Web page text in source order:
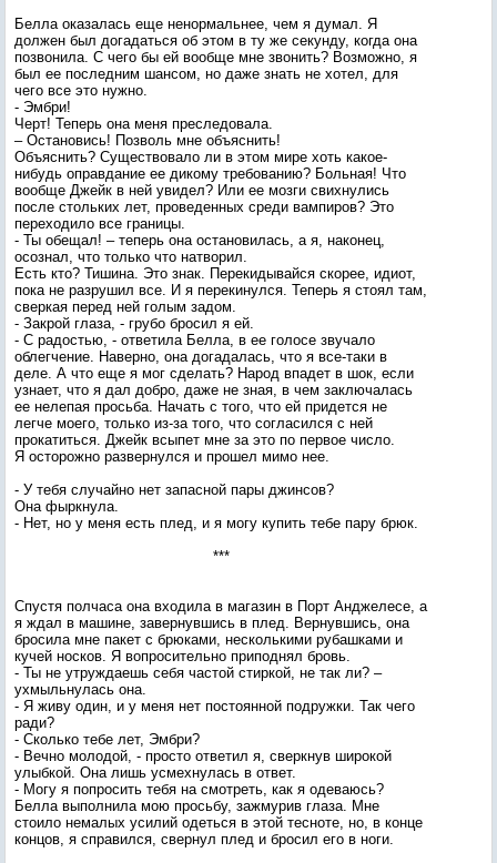
Белла оказалась еще ненормальнее, чем я думал. Я
должен был догадаться об этом в ту же секунду, когда она
позвонила. С чего бы ей вообще мне звонить? Возможно, я
был ее последним шансом, но даже знать не хотел, для
чего все это нужно.
- Эмбри!
Черт! Теперь она меня преследовала.
– Остановись! Позволь мне объяснить!
Объяснить? Существовало ли в этом мире хоть какое-
нибудь оправдание ее дикому требованию? Больная! Что
вообще Джейк в ней увидел? Или ее мозги свихнулись
после стольких лет, проведенных среди вампиров? Это
переходило все границы.
- Ты обещал! – теперь она остановилась, а я, наконец,
осознал, что только что натворил.
Есть кто? Тишина. Это знак. Перекидывайся скорее, идиот,
пока не разрушил все. И я перекинулся. Теперь я стоял там,
сверкая перед ней голым задом.
- Закрой глаза, - грубо бросил я ей.
- С радостью, - ответила Белла, в ее голосе звучало
облегчение. Наверно, она догадалась, что я все-таки в
деле. А что еще я мог сделать? Народ впадет в шок, если
узнает, что я дал добро, даже не зная, в чем заключалась
ее нелепая просьба. Начать с того, что ей придется не
легче моего, только из-за того, что согласился с ней
прокатиться. Джейк всыпет мне за это по первое число.
Я осторожно развернулся и прошел мимо нее.
- У тебя случайно нет запасной пары джинсов?
Она фыркнула.
- Нет, но у меня есть плед, и я могу купить тебе пару брюк.
***
Спустя полчаса она входила в магазин в Порт Анджелесе, а
я ждал в машине, завернувшись в плед. Вернувшись, она
бросила мне пакет с брюками, несколькими рубашками и
кучей носков. Я вопросительно приподнял бровь.
- Ты не утруждаешь себя частой стиркой, не так ли? –
ухмыльнулась она.
- Я живу один, и у меня нет постоянной подружки. Так чего
ради?
- Сколько тебе лет, Эмбри?
- Вечно молодой, - просто ответил я, сверкнув широкой
улыбкой. Она лишь усмехнулась в ответ.
- Могу я попросить тебя на смотреть, как я одеваюсь?
Белла выполнила мою просьбу, зажмурив глаза. Мне
стоило немалых усилий одеться в этой тесноте, но, в конце
концов, я справился, свернул плед и бросил его в ноги.